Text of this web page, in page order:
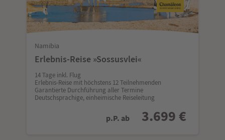
Namibia
Erlebnis-Reise »Sossusvlei«
14 Tage inkl. Flug
Erlebnis-Reise mit höchstens 12 Teilnehmenden
Garantierte Durchführung aller Termine
Deutschsprachige, einheimische Reiseleitung
p.P. ab 3.699 €